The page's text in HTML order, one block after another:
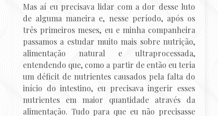
Mas aí eu precisava lidar com a dor desse luto
de alguma maneira e, nesse período, após os
três primeiros meses, eu e minha companheira
passamos a estudar muito mais sobre nutrição,
alimentação natural e ultraprocessada,
entendendo que, como a partir de então eu teria
um déficit de nutrientes causados pela falta do
início do intestino, eu precisava ingerir esses
nutrientes em maior quantidade através da
alimentação. Tudo para que eu não precisasse